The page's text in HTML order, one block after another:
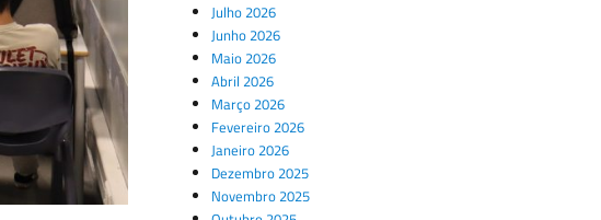
Julho 2026
Junho 2026
Maio 2026
Abril 2026
Março 2026
Fevereiro 2026
Janeiro 2026
Dezembro 2025
Novembro 2025